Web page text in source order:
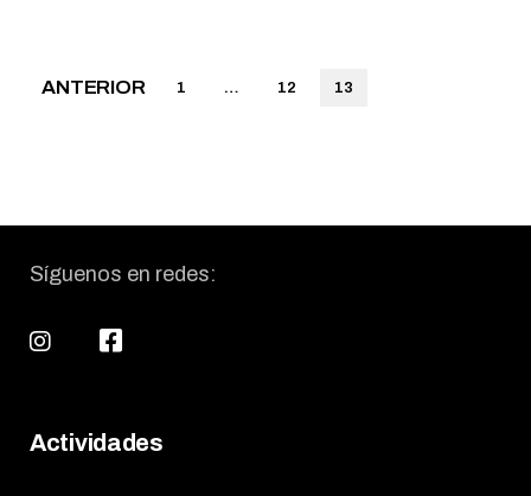
Paginación
ANTERIOR 1 … 12 13
Síguenos en redes:
Actividades